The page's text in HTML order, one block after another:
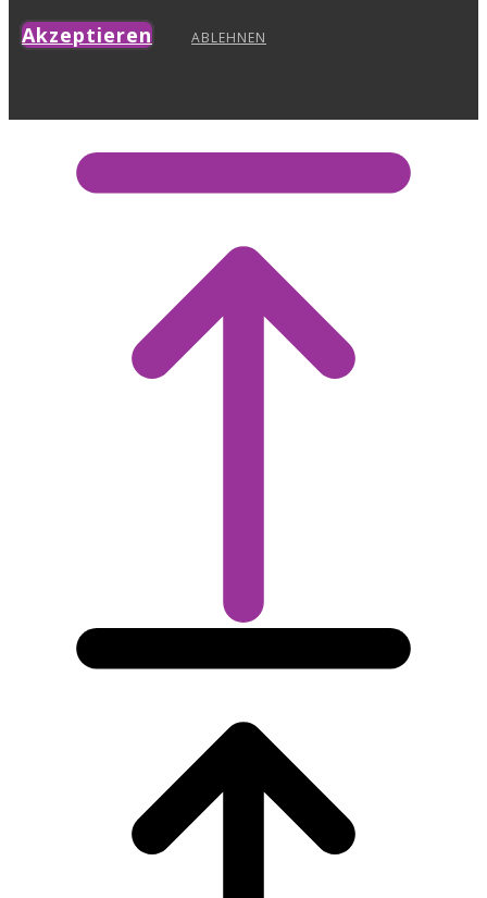
Akzeptieren ABLEHNEN